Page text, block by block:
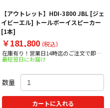
【アウトレット】HDI-3800 JBL [ジェ
イビーエル] トールボーイスピーカー
[1本]
￥181,800 (税込)
在庫有り！営業日14時迄のご注文で即日
出荷！
最短翌日にお届け
数量
カートに入れる